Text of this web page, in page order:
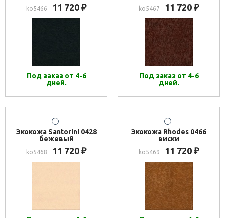
ko5466 11 720 ₽
Под заказ от 4-6
дней.
ko5467 11 720 ₽
Под заказ от 4-6
дней.
Экокожа Santorini 0428
бежевый
ko5468 11 720 ₽
Экокожа Rhodes 0466
виски
ko5469 11 720 ₽